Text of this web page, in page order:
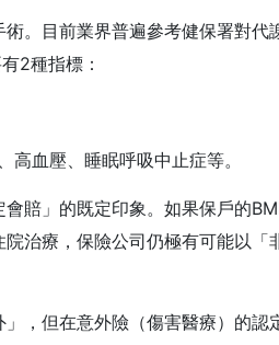
。目前業界普遍參考健保署對代
2種指標：
血壓、睡眠呼吸中止症等。
賠」的既定印象。如果保戶的
治療，保險公司仍極有可能以「
，但在意外險（傷害醫療）的認